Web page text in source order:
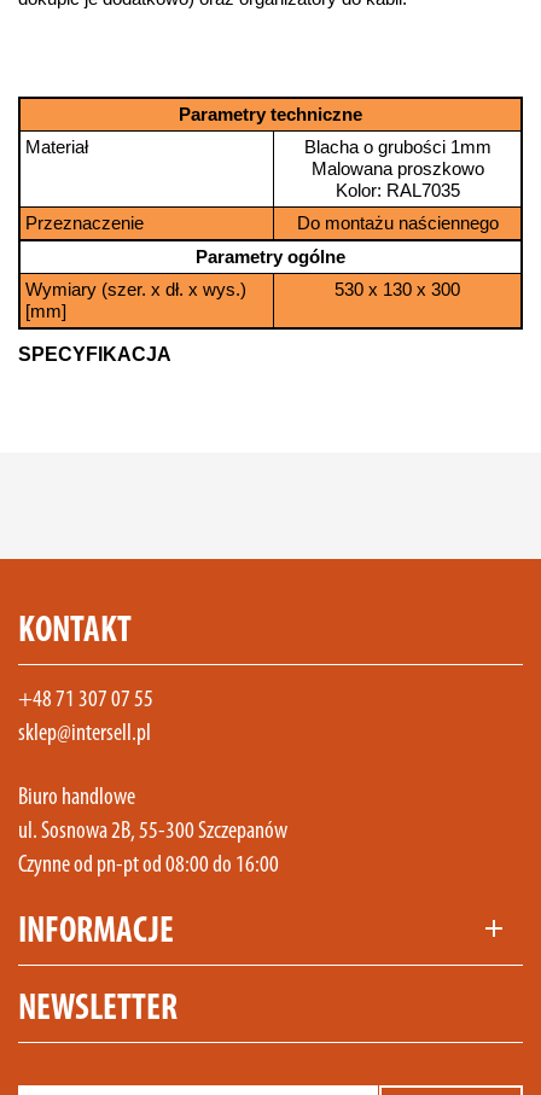
SPECYFIKACJA
Parametry techniczne
Materiał
Blacha o grubości 1mm
Malowana proszkowo
Kolor: RAL7035
Przeznaczenie
Do montażu naściennego
Parametry ogólne
Wymiary (szer. x dł. x wys.)
[mm]
530 x 130 x 300
KONTAKT
+48 71 307 07 55
sklep@intersell.pl
Biuro handlowe
ul. Sosnowa 2B, 55-300 Szczepanów
Czynne od pn-pt od 08:00 do 16:00
INFORMACJE add
NEWSLETTER